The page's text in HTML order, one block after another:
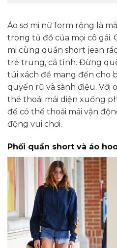
Áo sơ mi nữ form rộng là
trong tủ đồ của mọi cô gái.
mi cùng quần short jean
trẻ trung, cá tính. Đừng
túi xách để mang đến cho
quyến rũ và sành điệu. Với
thể thoải mái diện xuống
để có thể thoải mái vận
động vui chơi.
Phối quần short và áo